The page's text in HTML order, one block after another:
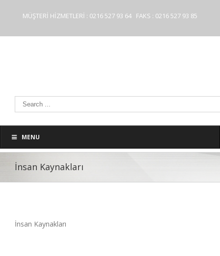
MÜŞTERİ HİZMETLERİ : 0216 527 93 64 FAKS : 0216 527 93 85
MENU
İnsan Kaynakları
İnsan Kaynakları